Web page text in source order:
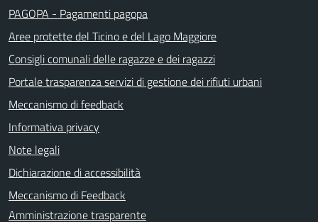
PAGOPA - Pagamenti pagopa
Aree protette del Ticino e del Lago Maggiore
Consigli comunali delle ragazze e dei ragazzi
Portale trasparenza servizi di gestione dei rifiuti urbani
Meccanismo di feedback
Informativa privacy
Note legali
Dichiarazione di accessibilità
Meccanismo di Feedback
Amministrazione trasparente